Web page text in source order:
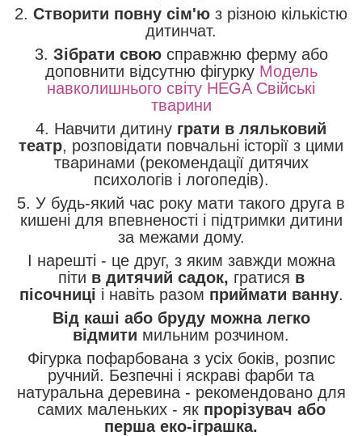
2. Створити повну сім'ю з різною кількістю
дитинчат.
3. Зібрати своюсправжню ферму або
доповнити відсутню фігурку Модель
навколишнього світу HEGA Свійські
тварини
4. Навчити дитину грати в ляльковий
театр, розповідати повчальні історії з цими
тваринами (рекомендації дитячих
психологів і логопедів).
5. У будь-який час року мати такого друга в
кишені для впевненості і підтримки дитини
за межами дому.
І нарешті - це друг, з яким завжди можна
піти в дитячий садок, гратися в
пісочниці і навіть разом приймати ванну.
Від каші або бруду можна легко
відмити мильним розчином.
Фігурка пофарбована з усіх боків, розпис
ручний. Безпечні і яскраві фарби та
натуральна деревина - рекомендовано для
самих маленьких - як прорізувач або
перша еко-іграшка.